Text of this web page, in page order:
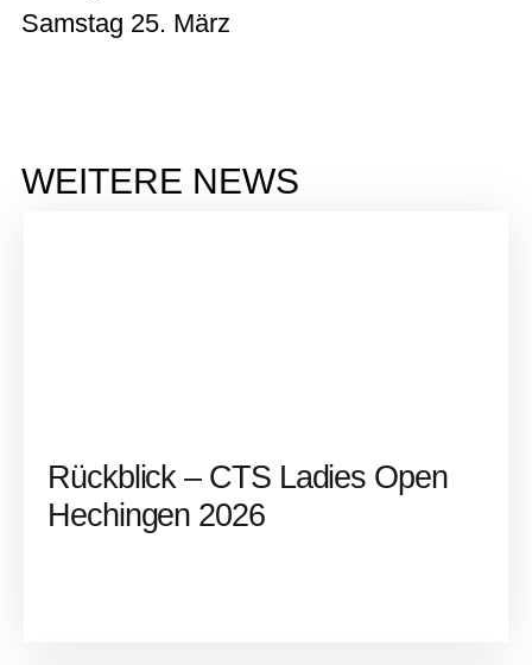
Samstag 25. März
WEITERE NEWS
Rückblick – CTS Ladies Open
Hechingen 2026